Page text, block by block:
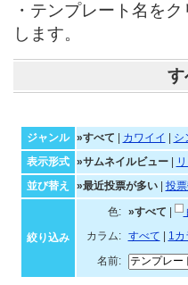
・テンプレート名を
します。
す
ジャンル »すべて カワイイ シ
表示形式
»サムネイルビュー|
並び替え
»最近投票が多い| 投
絞り込み
色: »すべて
カラム:
すべて 1カ
名前: